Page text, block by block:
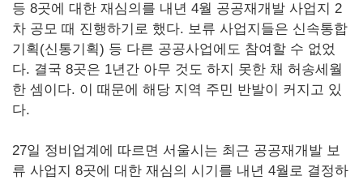
등 8곳에 대한 재심의를 내년 4월 공공재개발 사업지 2
차 공모 때 진행하기로 했다. 보류 사업지들은 신속통합
기획(신통기획) 등 다른 공공사업에도 참여할 수 없었
다. 결국 8곳은 1년간 아무 것도 하지 못한 채 허송세월
한 셈이다. 이 때문에 해당 지역 주민 반발이 커지고 있
다.
27일 정비업계에 따르면 서울시는 최근 공공재개발 보
류 사업지 8곳에 대한 재심의 시기를 내년 4월로 결정하